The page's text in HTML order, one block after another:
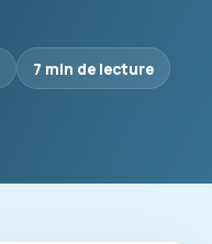
7 min de lecture